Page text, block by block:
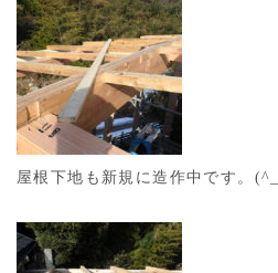
屋根下地も新規に造作中です。